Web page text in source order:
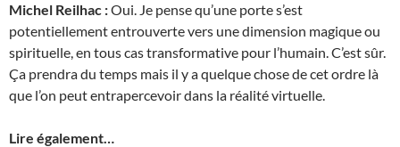
Michel Reilhac :Oui. Je pense qu’une porte s’est
potentiellement entrouverte vers une dimension magique ou
spirituelle, en tous cas transformative pour l’humain. C’est sûr.
Ça prendra du temps mais il y a quelque chose de cet ordre là
que l’on peut entrapercevoir dans la réalité virtuelle.
Lire également…